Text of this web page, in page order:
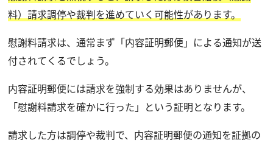
料）請求調停や裁判を進めていく可能性があります。
慰謝料請求は、通常まず「内容証明郵便」による通知が送
付されてくるでしょう。
内容証明郵便には請求を強制する効果はありませんが、
「慰謝料請求を確かに行った」という証明となります。
請求した方は調停や裁判で、内容証明郵便の通知を証拠の